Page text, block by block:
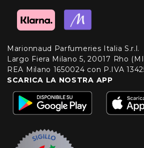
Marionnaud Parfumeries Italia S.r.l.
Largo Fiera Milano 5, 20017 Rho
REA Milano 1650024 con P.IVA
SCARICA LA NOSTRA APP